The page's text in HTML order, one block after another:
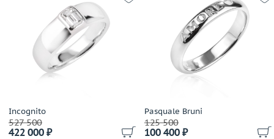
Incognito
527 500
422 000 ₽
Pasquale Bruni
125 500
100 400 ₽